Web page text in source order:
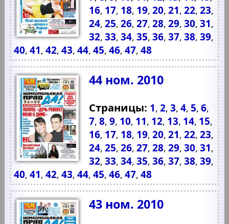
16, 17, 18, 19,20,21,22,23,
24,25,26,27,28,29,30,31,
32,33,34,35,36,37,38,39,
40,41,42,43,44,45,46,47,48
44 ном. 2010
Страницы: 1,2,3,4, 5,6,
7,8,9, 10, 11, 12, 13, 14, 15,
16, 17, 18, 19,20,21,22,23,
24,25,26,27,28,29,30,31,
32,33,34,35,36,37,38,39,
40,41,42,43,44,45,46,47,48
43 ном. 2010